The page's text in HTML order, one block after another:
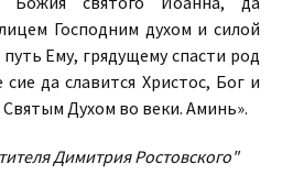
Господним духом и силой
Ему, грядущему спасти род
сие да славится Христос, Бог и
Духом во веки. Аминь».
Димитрия Ростовского"